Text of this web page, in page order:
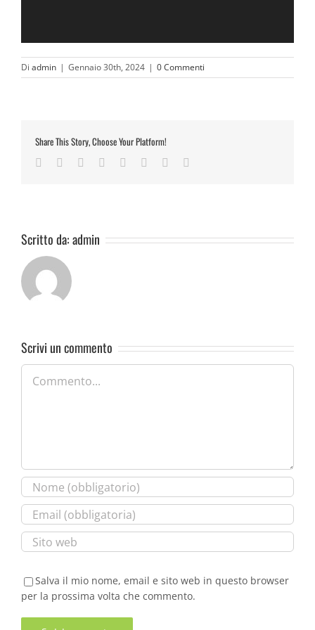
Di admin | Gennaio 30th, 2024 | 0 Commenti
Share This Story, Choose Your Platform!
Facebook
TwitterReddit LinkedIn
TumblrPinterest
Scritto da:admin
Scrivi un commento
Commento
Salva il mio nome, email e sito web in questo browser
per la prossima volta che commento.